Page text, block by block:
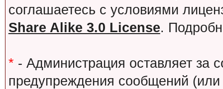
соглашаетесь с условиями
Share Alike 3.0 License.
* - Администрация оставляет за
предупреждения сообщений